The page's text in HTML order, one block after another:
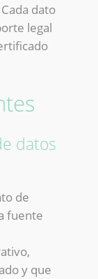
Cada dato
legal
datos
de
fuente
y que